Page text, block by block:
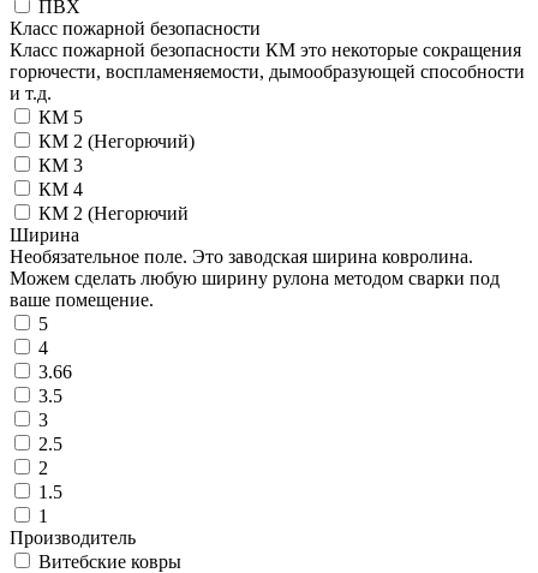
ПВХ
Класс пожарной безопасности
Класс пожарной безопасности КМ это некоторые сокращения
горючести, воспламеняемости, дымообразующей способности
и т.д.
КМ 5
КМ 2 (Негорючий)
КМ 3
КМ 4
КМ 2 (Негорючий
Ширина
Необязательное поле. Это заводская ширина ковролина.
Можем сделать любую ширину рулона методом сварки под
ваше помещение.
5
4
3.66
3.5
3
2.5
2
1.5
1
Производитель
Витебские ковры